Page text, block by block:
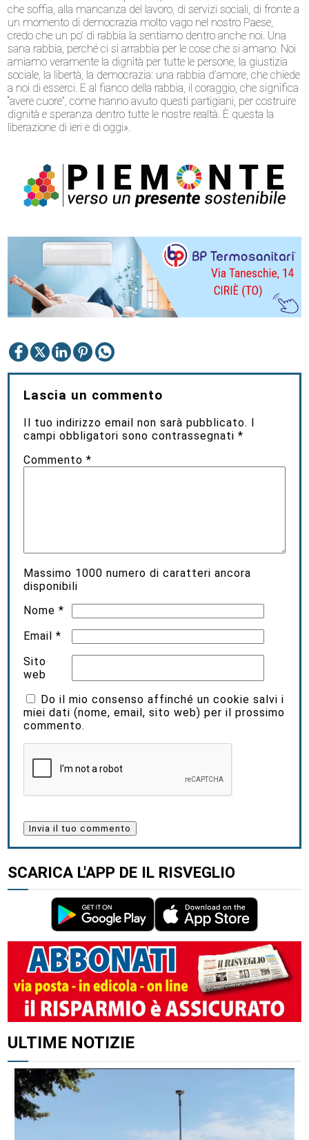
che soffia, alla mancanza del lavoro, di servizi sociali, di fronte a
un momento di democrazia molto vago nel nostro Paese,
credo che un po’ di rabbia la sentiamo dentro anche noi. Una
sana rabbia, perché ci si arrabbia per le cose che si amano. Noi
amiamo veramente la dignità per tutte le persone, la giustizia
sociale, la libertà, la democrazia: una rabbia d’amore, che chiede
a noi di esserci. E al fianco della rabbia, il coraggio, che significa
“avere cuore”, come hanno avuto questi partigiani, per costruire
dignità e speranza dentro tutte le nostre realtà. È questa la
liberazione di ieri e di oggi».
Lascia un commento
Il tuo indirizzo email non sarà pubblicato. I
campi obbligatori sono contrassegnati*
Commento*
Massimo 1000 numero di caratteri ancora
disponibili
Nome*
Email*
Sito
web
Do il mio consenso affinché un cookie salvi i
miei dati (nome, email, sito web) per il prossimo
commento.
SCARICA L'APP DE IL RISVEGLIO
ALTRI ARTICOLI DI QUESTO AUTORE
ULTIME NOTIZIE